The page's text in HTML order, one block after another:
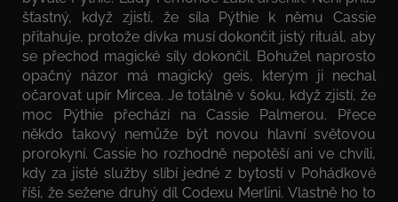
šťastný, když zjistí, že síla Pýthie k němu Cassie
přitahuje, protože dívka musí dokončit jistý rituál, aby
se přechod magické síly dokončil. Bohužel naprosto
opačný názor má magický geis, kterým ji nechal
očarovat upír Mircea. Je totálně v šoku, když zjistí, že
moc Pýthie přechází na Cassie Palmerou. Přece
někdo takový nemůže být novou hlavní světovou
prorokyní. Cassie ho rozhodně nepotěší ani ve chvíli,
kdy za jisté služby slíbí jedné z bytostí v Pohádkové
říši, že sežene druhý díl Codexu Merlini. Vlastně ho to